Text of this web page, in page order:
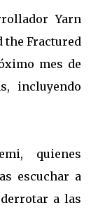
Yarn
the Fractured
mes de
incluyendo
quienes
escuchar a
a las